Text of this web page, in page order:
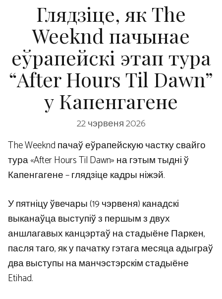
Глядзіце, як The
Weeknd пачынае
еўрапейскі этап тура
“After Hours Til Dawn”
у Капенгагене
22 чэрвеня 2026
The Weeknd пачаў еўрапейскую частку свайго
тура «After Hours Til Dawn» на гэтым тыдні ў
Капенгагене – глядзіце кадры ніжэй.
У пятніцу ўвечары (19 чэрвеня) канадскі
выканаўца выступіў з першым з двух
аншлагавых канцэртаў на стадыёне Паркен,
пасля таго, як у пачатку гэтага месяца адыграў
два выступы на манчэстэрскім стадыёне
Etihad.